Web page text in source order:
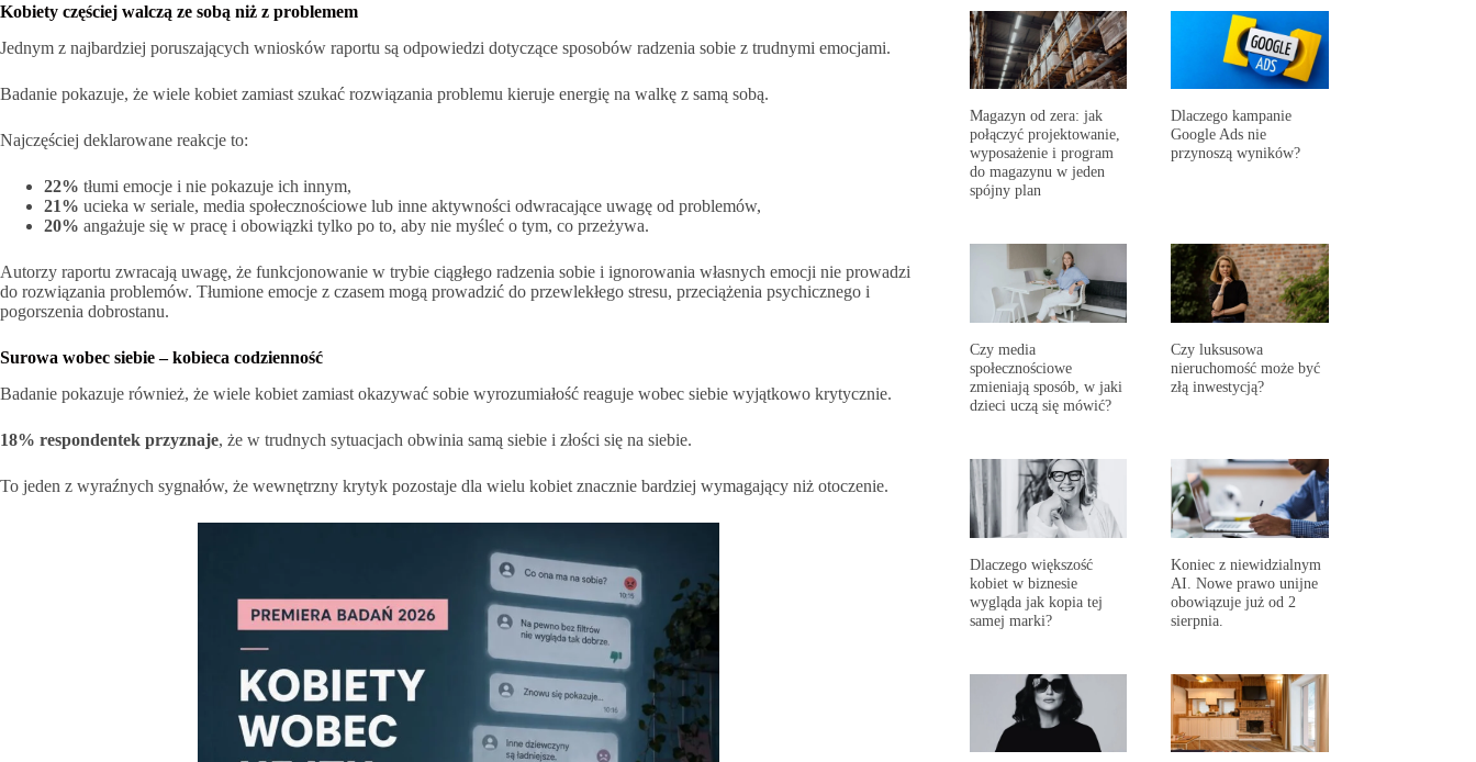
Kobiety częściej walczą ze sobą niż z problemem
Jednym z najbardziej poruszających wniosków raportu są odpowiedzi dotyczące sposobów radzenia sobie z trudnymi emocjami.
Badanie pokazuje, że wiele kobiet zamiast szukać rozwiązania problemu kieruje energię na walkę z samą sobą.
Najczęściej deklarowane reakcje to:
22% tłumi emocje i nie pokazuje ich innym,
21% ucieka w seriale, media społecznościowe lub inne aktywności odwracające uwagę od problemów,
20% angażuje się w pracę i obowiązki tylko po to, aby nie myśleć o tym, co przeżywa.
Autorzy raportu zwracają uwagę, że funkcjonowanie w trybie ciągłego radzenia sobie i ignorowania własnych emocji nie prowadzi
do rozwiązania problemów. Tłumione emocje z czasem mogą prowadzić do przewlekłego stresu, przeciążenia psychicznego i
pogorszenia dobrostanu.
Surowa wobec siebie – kobieca codzienność
Badanie pokazuje również, że wiele kobiet zamiast okazywać sobie wyrozumiałość reaguje wobec siebie wyjątkowo krytycznie.
18% respondentek przyznaje, że w trudnych sytuacjach obwinia samą siebie i złości się na siebie.
To jeden z wyraźnych sygnałów, że wewnętrzny krytyk pozostaje dla wielu kobiet znacznie bardziej wymagający niż otoczenie.
Magazyn od zera: jak
połączyć projektowanie,
wyposażenie i program
do magazynu w jeden
spójny plan
Dlaczego kampanie
Google Ads nie
przynoszą wyników?
Czy media
społecznościowe
zmieniają sposób, w jaki
dzieci uczą się mówić?
Czy luksusowa
nieruchomość może być
złą inwestycją?
Dlaczego większość
kobiet w biznesie
wygląda jak kopia tej
samej marki?
Koniec z niewidzialnym
AI. Nowe prawo unijne
obowiązuje już od 2
sierpnia.